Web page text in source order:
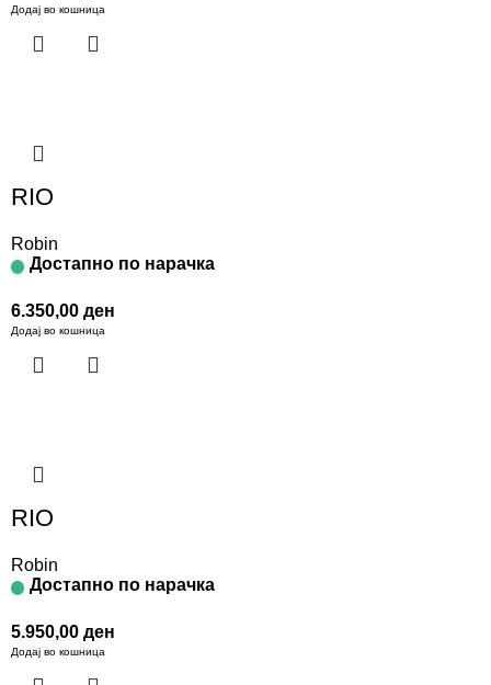
Додај во кошница
RIO
Robin
Достапно по нарачка
6.350,00 ден
Додај во кошница
RIO
Robin
Достапно по нарачка
5.950,00 ден
Додај во кошница